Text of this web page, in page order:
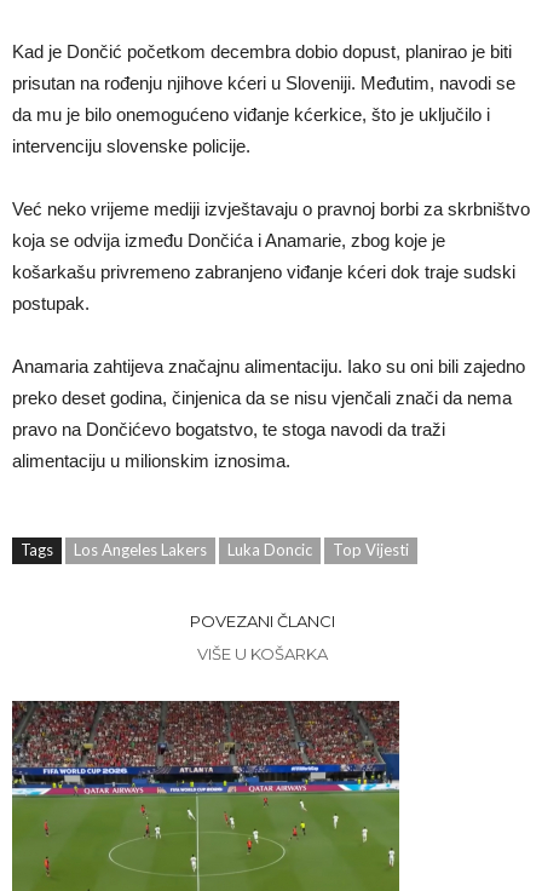
Kad je Dončić početkom decembra dobio dopust, planirao je biti
prisutan na rođenju njihove kćeri u Sloveniji. Međutim, navodi se
da mu je bilo onemogućeno viđanje kćerkice, što je uključilo i
intervenciju slovenske policije.
Već neko vrijeme mediji izvještavaju o pravnoj borbi za skrbništvo
koja se odvija između Dončića i Anamarie, zbog koje je
košarkašu privremeno zabranjeno viđanje kćeri dok traje sudski
postupak.
Anamaria zahtijeva značajnu alimentaciju. Iako su oni bili zajedno
preko deset godina, činjenica da se nisu vjenčali znači da nema
pravo na Dončićevo bogatstvo, te stoga navodi da traži
alimentaciju u milionskim iznosima.
Tags Los Angeles Lakers Luka Doncic Top Vijesti
POVEZANI ČLANCI
VIŠE U KOŠARKA